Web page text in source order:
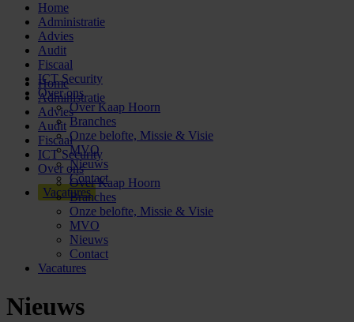
Home
Administratie
Advies
Audit
Fiscaal
ICT Security
Over ons
Over Kaap Hoorn
Branches
Onze belofte, Missie & Visie
MVO
Nieuws
Contact
Vacatures
Home
Administratie
Advies
Audit
Fiscaal
ICT Security
Over ons
Over Kaap Hoorn
Branches
Onze belofte, Missie & Visie
MVO
Nieuws
Contact
Vacatures
Nieuws